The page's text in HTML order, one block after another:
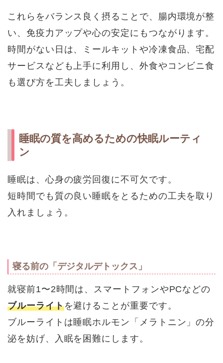
これらをバランス良く摂ることで、腸内環境が整
い、免疫力アップや心の安定にもつながります。
時間がない日は、ミールキットや冷凍食品、宅配
サービスなども上手に利用し、外食やコンビニ食
も選び方を工夫しましょう。
睡眠の質を高めるための快眠ルーティ
ン
睡眠は、心身の疲労回復に不可欠です。
短時間でも質の良い睡眠をとるための工夫を取り
入れましょう。
寝る前の「デジタルデトックス」
就寝前1〜2時間は、スマートフォンやPCなどの
ブルーライトを避けることが重要です。
ブルーライトは睡眠ホルモン「メラトニン」の分
泌を妨げ、入眠を困難にします。